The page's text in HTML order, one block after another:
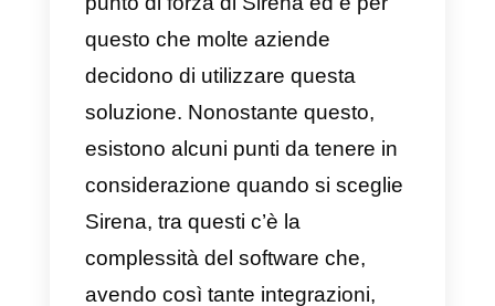
Leadsales non fa per te. Oltre a
questi servizi, offre anche un
CRM per WhatsAppdove puoi
gestire i tuoi clienti e seguire
l’intero processo di vendita,
vedere il loro stato e salvare tutte
le loro informazioni. Si presenta